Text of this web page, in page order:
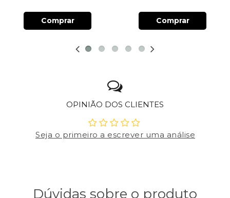
Comprar Comprar
OPINIÃO DOS CLIENTES
Seja o primeiro a escrever uma análise
Dúvidas sobre o produto